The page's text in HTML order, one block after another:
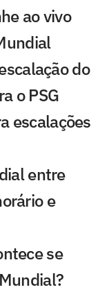
ao vivo
do
o PSG
escalações
entre
e
se